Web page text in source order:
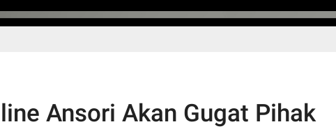
Ansori Akan Gugat Pihak